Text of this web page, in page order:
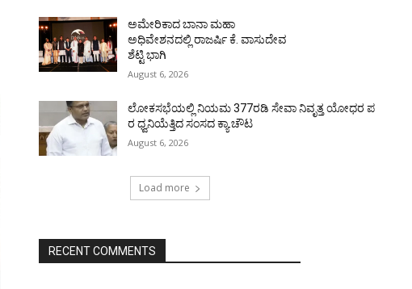
ಅಮೇರಿಕಾದ ಬಾನಾ ಮಹಾ
ಅಧಿವೇಶನದಲ್ಲಿ ರಾಜರ್ಷಿ ಕೆ. ವಾಸುದೇವ
ಶೆಟ್ಟಿ ಭಾಗಿ
August 6, 2026
ಲೋಕಸಭೆಯಲ್ಲಿ ನಿಯಮ 377ರಡಿ ಸೇವಾ ನಿವೃತ್ತ ಯೋಧರ ಪ
ರ ಧ್ವನಿಯೆತ್ತಿದ ಸಂಸದ ಕ್ಯಾ.ಚೌಟ
August 6, 2026
Load more
RECENT COMMENTS